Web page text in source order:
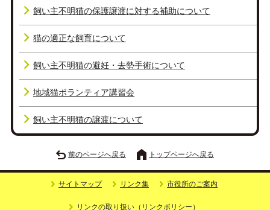
飼い主不明猫の保護譲渡に対する補助について
猫の適正な飼育について
飼い主不明猫の避妊・去勢手術について
地域猫ボランティア講習会
飼い主不明猫の譲渡について
前のページへ戻る トップページへ戻る
サイトマップ リンク集 市役所のご案内
リンクの取り扱い（リンクポリシー）